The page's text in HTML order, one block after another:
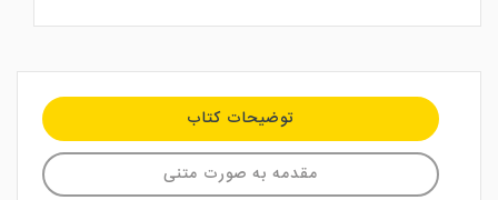
توضیحات کتاب
مقدمه به صورت متنی